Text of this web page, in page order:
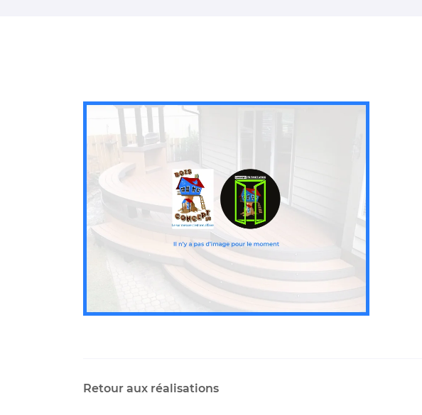
Code Captcha
En cochant cette case, vous consentez à recevoir nos propositions commerciales
à l'adresse email indiqué ci-dessus. Vous pouvez vous désinscrire à tout moment
le formulaire de désinscription
Inscription
Retour aux réalisations